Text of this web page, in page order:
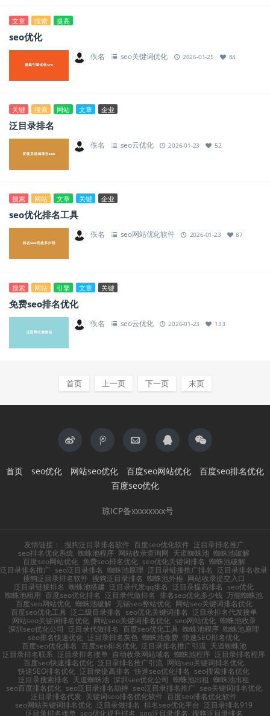
文章 搜索 提高
seo优化
佚名 seo关键词优化 2026-01-25 84
关键 搜索 网站 文章 企业
泛目录排名
佚名 seo云优化 2026-01-23 52
搜索 网站 文章 关键 企业
seo优化排名工具
佚名 seo网站优化软件 2026-01-23 87
搜索 网站 引擎 文章 关键
免费seo排名优化
佚名 seo云优化 2026-01-23 133
首页 上一页 下一页 末页
首页 seo优化 网站seo优化 百度seo网站优化
百度seo排名优化
百度seo优化
琼ICP备xxxxxxxx号
友情链接： 搜狗泛目录排名软件 百度seo优化软件 泛目录排名推广
seo排名优化系统 蜘蛛池程序 网站收录查询网 天道蜘蛛池 蜘蛛池破解
百度seo网站优化 免费seo排名优化 seo优化关键词排名 蜘蛛池破解
泛目录排名推广 seo泛目录排名 蜘蛛池原理 泛目录链接推广排名 泛目录排名收录
搜狗泛目录排名软件 搜狗泛目录排名 蜘蛛池外推 网站收录提交入口
泛目录链接排名 蜘蛛池搭建 泛目录代发qq排名 泛目录提高排名 seo优化
蜘蛛池租用 百度seo优化排名 泛目录代做排名 排名seo优化多少钱 万能蜘蛛池
百度seo网站优化 蜘蛛池破解 无锡seo整站优化 网站seo关键词排名优化
百度seo优化工具 泛二级目录排名 seo优化关键词排名 泛目录排名代发接单
网站seo关键词排名优化 网站seo关键词排名优化 seo网站优化 蜘蛛池收录
深圳seo优化公司 泛目录代做排名 百度seo优化工具 蜘蛛池程序 蜘蛛池原理
seo排名快速优化 泛目录排名灰色 蜘蛛池免费 快速SEO排名优化
百度seo优化排名 百度seo排名优化 泛目录排名推广引流 天道蜘蛛池
泛目录排名联系 泛目录排名接单 自动收录网站域名 蜘蛛池程序 泛目录排名程序
百度seo快速排名优化 泛目录排名推广引流 网站seo关键词排名优化
快速SEO排名优化 泛目录提高排名 快速seo优化排名 seo搜索排名优化
泛目录搜索排名 天道蜘蛛池 深圳seo优化公司 蜘蛛池出租 蜘蛛池出租
seo百度排名优化 seo泛目录排名劫持 seo泛目录排名推广 seo关键词排名优化
泛目录排名代发 关键词seo排名优化软件 百度seo排名优化软件
seo网站关键词排名优化 泛目录做排名 排名seo优化平台 泛目录排名919
泛目录排名接单 seo优化提升排名 seo泛目录排名 搜狗泛目录排名